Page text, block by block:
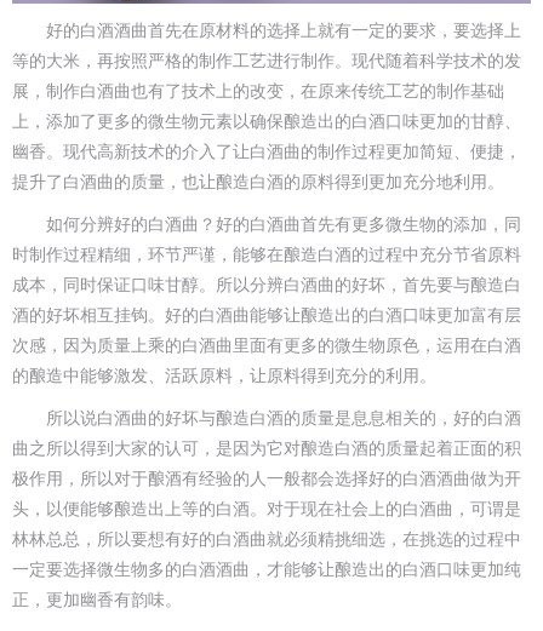
好的白酒酒曲首先在原材料的选择上就有一定的要求，要选择上
等的大米，再按照严格的制作工艺进行制作。现代随着科学技术的发
展，制作白酒曲也有了技术上的改变，在原来传统工艺的制作基础
上，添加了更多的微生物元素以确保酿造出的白酒口味更加的甘醇、
幽香。现代高新技术的介入了让白酒曲的制作过程更加简短、便捷，
提升了白酒曲的质量，也让酿造白酒的原料得到更加充分地利用。
如何分辨好的白酒曲？好的白酒曲首先有更多微生物的添加，同
时制作过程精细，环节严谨，能够在酿造白酒的过程中充分节省原料
成本，同时保证口味甘醇。所以分辨白酒曲的好坏，首先要与酿造白
酒的好坏相互挂钩。好的白酒曲能够让酿造出的白酒口味更加富有层
次感，因为质量上乘的白酒曲里面有更多的微生物原色，运用在白酒
的酿造中能够激发、活跃原料，让原料得到充分的利用。
所以说白酒曲的好坏与酿造白酒的质量是息息相关的，好的白酒
曲之所以得到大家的认可，是因为它对酿造白酒的质量起着正面的积
极作用，所以对于酿酒有经验的人一般都会选择好的白酒酒曲做为开
头，以便能够酿造出上等的白酒。对于现在社会上的白酒曲，可谓是
林林总总，所以要想有好的白酒曲就必须精挑细选，在挑选的过程中
一定要选择微生物多的白酒酒曲，才能够让酿造出的白酒口味更加纯
正，更加幽香有韵味。